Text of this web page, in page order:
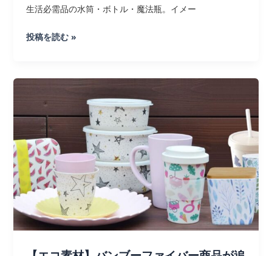
生活必需品の水筒・ボトル・魔法瓶。イメー
【比
説】
ト
ル・
魔
法
の
定
義
投稿を読む »